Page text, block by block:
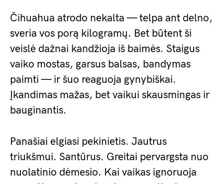
Čihuahua atrodo nekalta — telpa ant delno,
sveria vos porą kilogramų. Bet būtent ši
veislė dažnai kandžioja iš baimės. Staigus
vaiko mostas, garsus balsas, bandymas
paimti — ir šuo reaguoja gynybiškai.
Įkandimas mažas, bet vaikui skausmingas ir
bauginantis.
Panašiai elgiasi pekinietis. Jautrus
triukšmui. Santūrus. Greitai pervargsta nuo
nuolatinio dėmesio. Kai vaikas ignoruoja